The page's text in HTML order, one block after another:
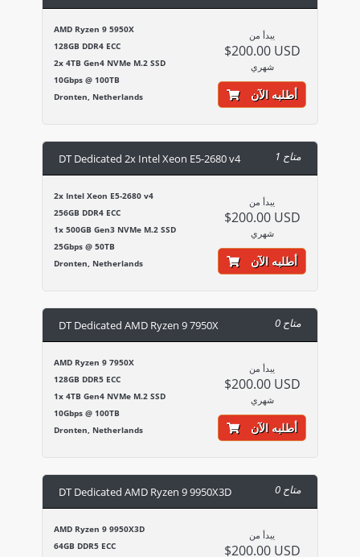
AMD Ryzen 9 5950X
128GB DDR4 ECC
2x 4TB Gen4 NVMe M.2 SSD
10Gbps @ 100TB
Dronten, Netherlands
يبدأ من
$200.00 USD
شهري
أطلبه الآن
DT Dedicated 2x Intel Xeon E5-2680 v4 1 متاح
2x Intel Xeon E5-2680 v4
256GB DDR4 ECC
1x 500GB Gen3 NVMe M.2 SSD
25Gbps @ 50TB
Dronten, Netherlands
يبدأ من
$200.00 USD
شهري
أطلبه الآن
DT Dedicated AMD Ryzen 9 7950X 0 متاح
AMD Ryzen 9 7950X
128GB DDR5 ECC
1x 4TB Gen4 NVMe M.2 SSD
10Gbps @ 100TB
Dronten, Netherlands
يبدأ من
$200.00 USD
شهري
أطلبه الآن
DT Dedicated AMD Ryzen 9 9950X3D 0 متاح
AMD Ryzen 9 9950X3D
64GB DDR5 ECC
يبدأ من
$200.00 USD